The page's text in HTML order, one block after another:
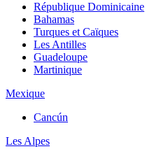
République Dominicaine
Bahamas
Turques et Caïques
Les Antilles
Guadeloupe
Martinique
Mexique
Cancún
Les Alpes